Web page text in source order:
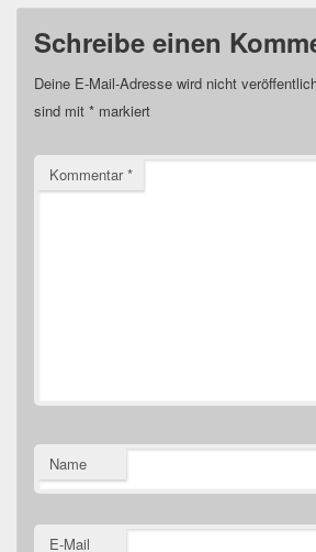
Schreibe einen
Deine E-Mail-Adresse wird nicht
sind mit * markiert
Kommentar*
Name
E-Mail